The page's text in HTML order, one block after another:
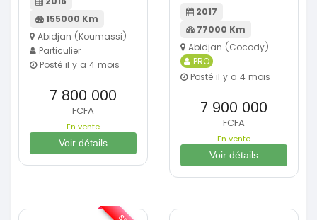
155000 Km
Abidjan (Koumassi)
Particulier
Posté il y a 4 mois
7 800 000
FCFA
En vente
Voir détails
2017
77000 Km
Abidjan (Cocody)
PRO
Posté il y a 4 mois
7 900 000
FCFA
En vente
Voir détails